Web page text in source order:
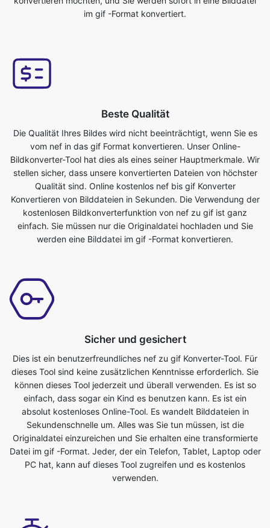
Die Qualität Ihres Bildes wird nicht beeinträchtigt, wenn Sie es
stellen sicher, dass unsere konvertierten Dateien von höchster
Qualität sind. Online kostenlos nef bis gif Konverter
Konvertieren von Bilddateien in Sekunden. Die Verwendung der
kostenlosen Bildkonverterfunktion von nef zu gif ist ganz
einfach. Sie müssen nur die Originaldatei hochladen und Sie
werden eine Bilddatei im gif -Format konvertieren.
Dies ist ein benutzerfreundliches nef zu gif Konverter-Tool. Für
dieses Tool sind keine zusätzlichen Kenntnisse erforderlich. Sie
einfach, dass sogar ein Kind es benutzen kann. Es ist ein
absolut kostenloses Online-Tool. Es wandelt Bilddateien in
Sekundenschnelle um. Alles was Sie tun müssen, ist die
Originaldatei einzureichen und Sie erhalten eine transformierte
Datei im gif -Format. Jeder, der ein Telefon, Tablet, Laptop oder
PC hat, kann auf dieses Tool zugreifen und es kostenlos
verwenden.